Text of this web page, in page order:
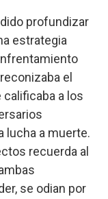
profundizar
estrategia
el
calificaba a los
lucha a muerte.
recuerda al
se odian por